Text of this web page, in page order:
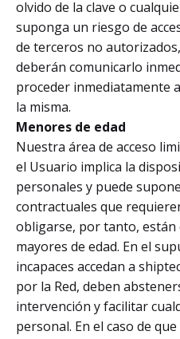
olvido de la clave o
suponga un riesgo de
de terceros no
deberán comunicarlo
proceder inmediatamente
la misma.
Menores de edad
Nuestra área de acceso
el Usuario implica la
personales y puede
contractuales que
obligarse, por tanto, están
mayores de edad. En el
incapaces accedan a
por la Red, deben
intervención y facilitar
personal. En el caso de